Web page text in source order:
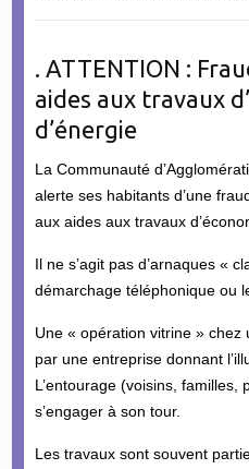
. ATTENTION :
aides aux travaux
d’énergie
La Communauté
alerte ses habitants d’une
aux aides aux travaux
Il ne s’agit pas d’arnaques «
démarchage téléphonique ou
Une « opération vitrine »
par une entreprise donnant
L’entourage (voisins, familles,
s’engager à son tour.
Les travaux sont souvent